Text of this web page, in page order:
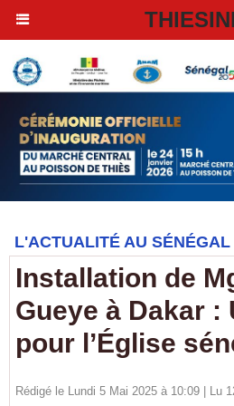
L'ACTUALITÉ AU SÉNÉGAL
Installation de
Gueye à Dakar :
pour l’Église
Rédigé le Lundi 5 Mai 2025 à 10:09 | Lu